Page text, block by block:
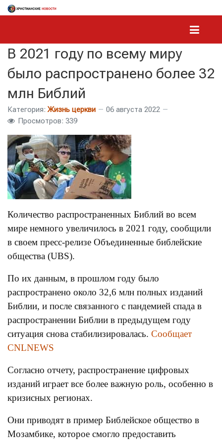
В 2021 году по всему миру
было распространено более 32
млн Библий
Категория: Жизнь церкви
06 августа 2022
Просмотров: 339
Количество распространенных Библий во всем
мире немного увеличилось в 2021 году, сообщили
в своем пресс-релизе Объединенные библейские
общества (UBS).
По их данным, в прошлом году было
распространено около 32,6 млн полных изданий
Библии, и после связанного с пандемией спада в
распространении Библии в предыдущем году
ситуация снова стабилизировалась. Сообщает
CNLNEWS
Согласно отчету, распространение цифровых
изданий играет все более важную роль, особенно в
кризисных регионах.
Они приводят в пример Библейское общество в
Мозамбике, которое смогло предоставить